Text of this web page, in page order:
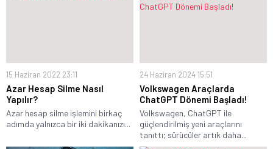
15 Haziran 2022 23:11
Azar Hesap Silme Nasıl
Yapılır?
Azar hesap silme işlemini birkaç
adımda yalnızca bir iki dakikanızı...
24 Haziran 2024 15:51
Volkswagen Araçlarda
ChatGPT Dönemi Başladı!
Volkswagen, ChatGPT ile
güçlendirilmiş yeni araçlarını
tanıttı; sürücüler artık daha...